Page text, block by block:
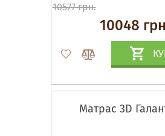
10577 грн.
10048
Матрас 3D